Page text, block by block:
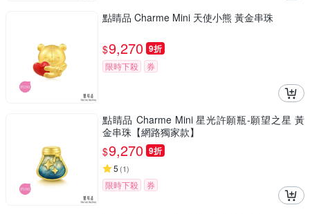
點睛品 Charme Mini 天使小熊 黃金串珠
$9,270 9折
限時下殺 券
點睛品 Charme Mini 星光許願瓶-願望之星 黃
金串珠【網路獨家款】
$9,270 9折
5 (1)
限時下殺 券